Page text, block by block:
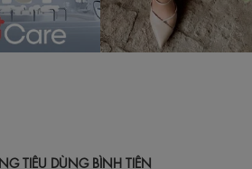
TIÊU DÙNG BÌNH TIÊN